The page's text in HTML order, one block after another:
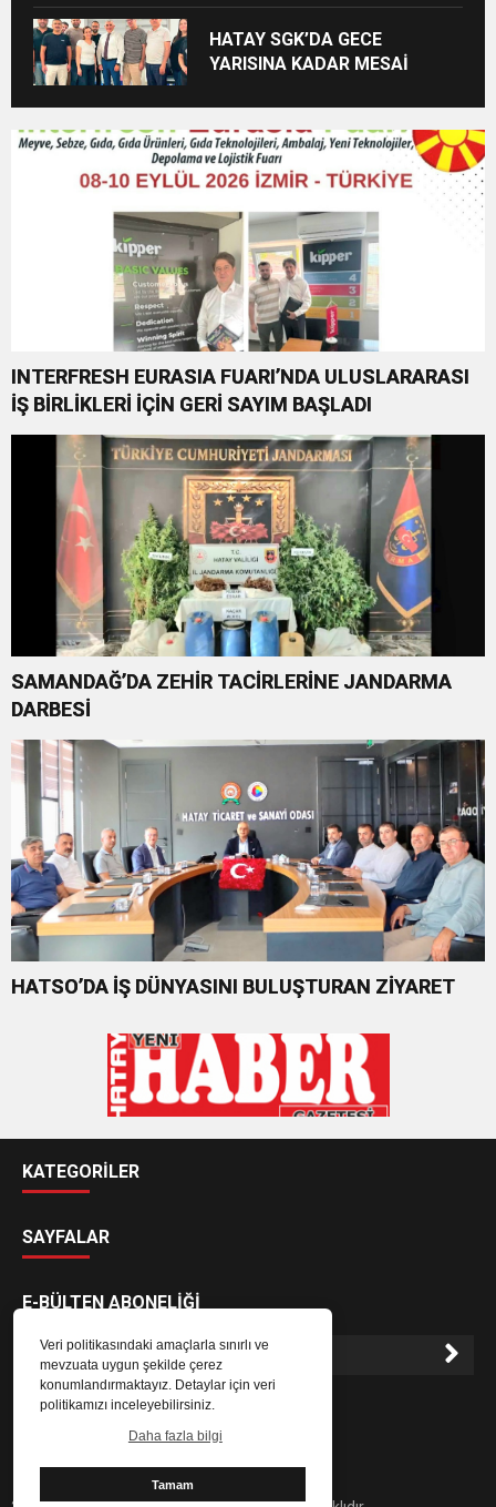
Veri politikasındaki amaçlarla sınırlı ve
mevzuata uygun şekilde çerez
konumlandırmaktayız. Detaylar için veri
politikamızı inceleyebilirsiniz.
Daha fazla bilgi
Tamam
HATAY SGK’DA GECE
YARISINA KADAR MESAİ
INTERFRESH EURASIA FUARI’NDA ULUSLARARASI
İŞ BİRLİKLERİ İÇİN GERİ SAYIM BAŞLADI
SAMANDAĞ’DA ZEHİR TACİRLERİNE JANDARMA
DARBESİ
HATSO’DA İŞ DÜNYASINI BULUŞTURAN ZİYARET
KATEGORİLER
SAYFALAR
E-BÜLTEN ABONELİĞİ
E-Bülten aboneliği ile haberlere daha hızlı erişin.